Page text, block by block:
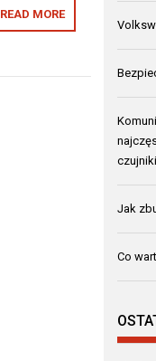
READ MORE
Jak
Co